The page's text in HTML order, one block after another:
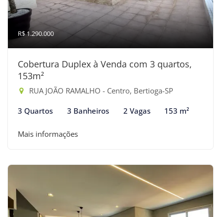
R$ 1.290.000
Cobertura Duplex à Venda com 3 quartos,
153m²
RUA JOÃO RAMALHO - Centro, Bertioga-SP
3 Quartos 3 Banheiros 2 Vagas 153 m²
Mais informações